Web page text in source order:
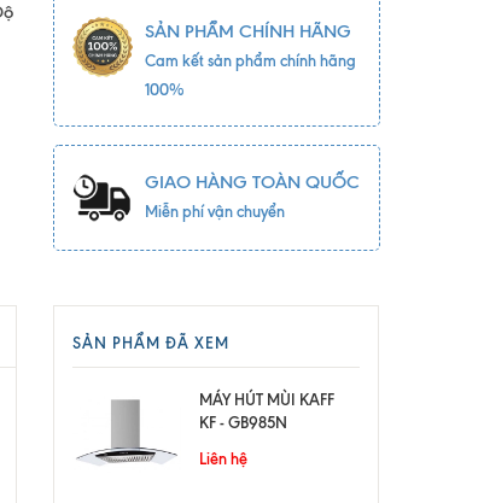
SẢN PHẨM CHÍNH HÃNG
Cam kết sản phẩm chính hãng
100%
GIAO HÀNG TOÀN QUỐC
Miễn phí vận chuyển
SẢN PHẨM ĐÃ XEM
MÁY HÚT MÙI KAFF
KF - GB985N
Liên hệ